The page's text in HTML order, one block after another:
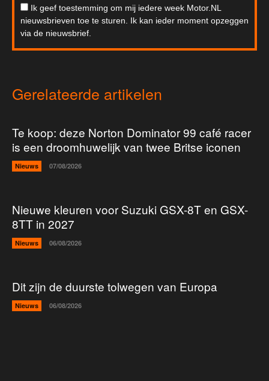
Ik geef toestemming om mij iedere week Motor.NL
nieuwsbrieven toe te sturen. Ik kan ieder moment opzeggen
via de nieuwsbrief.
Gerelateerde artikelen
Te koop: deze Norton Dominator 99 café racer
is een droomhuwelijk van twee Britse iconen
Nieuws 07/08/2026
Nieuwe kleuren voor Suzuki GSX-8T en GSX-
8TT in 2027
Nieuws 06/08/2026
Dit zijn de duurste tolwegen van Europa
Nieuws 06/08/2026